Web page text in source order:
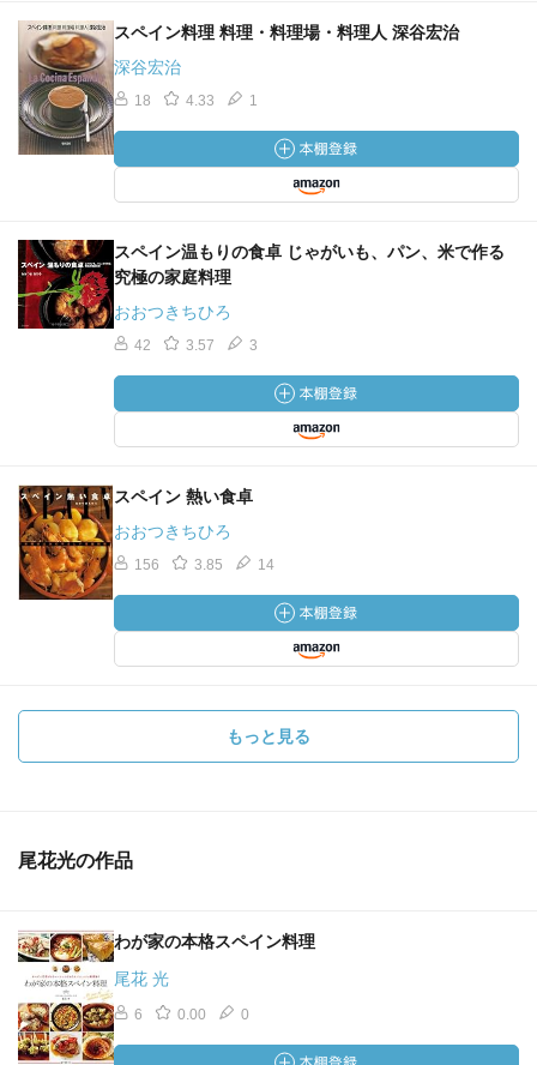
スペイン料理 料理・料理場・料理人 深谷宏治
深谷宏治
18 4.33 1
スペイン温もりの食卓 じゃがいも、パン、米で作る
究極の家庭料理
おおつきちひろ
42 3.57 3
スペイン 熱い食卓
おおつきちひろ
156 3.85 14
もっと見る
尾花光の作品
わが家の本格スペイン料理
尾花 光
6 0.00 0